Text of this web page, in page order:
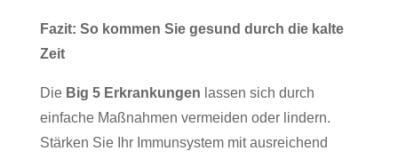
Fazit: So kommen Sie gesund durch die kalte
Zeit
Die Big 5 Erkrankungen lassen sich durch
einfache Maßnahmen vermeiden oder lindern.
Stärken Sie Ihr Immunsystem mit ausreichend